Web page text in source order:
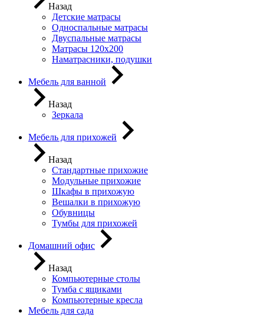
Назад
Детские матрасы
Односпальные матрасы
Двуспальные матрасы
Матрасы 120х200
Наматрасники, подушки
Мебель для ванной
Назад
Зеркала
Мебель для прихожей
Назад
Стандартные прихожие
Модульные прихожие
Шкафы в прихожую
Вешалки в прихожую
Обувницы
Тумбы для прихожей
Домашний офис
Назад
Компьютерные столы
Тумба с ящиками
Компьютерные кресла
Мебель для сада